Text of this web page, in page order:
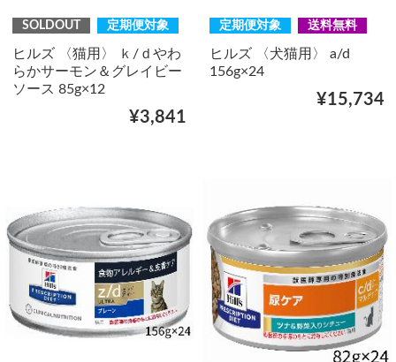
SOLDOUT 定期便対象
ヒルズ 〈猫用〉 ｋ/ｄやわ
らかサーモン＆グレイビー
ソース 85g×12
¥3,841
定期便対象 送料無料
ヒルズ 〈犬猫用〉 a/d
156g×24
¥15,734